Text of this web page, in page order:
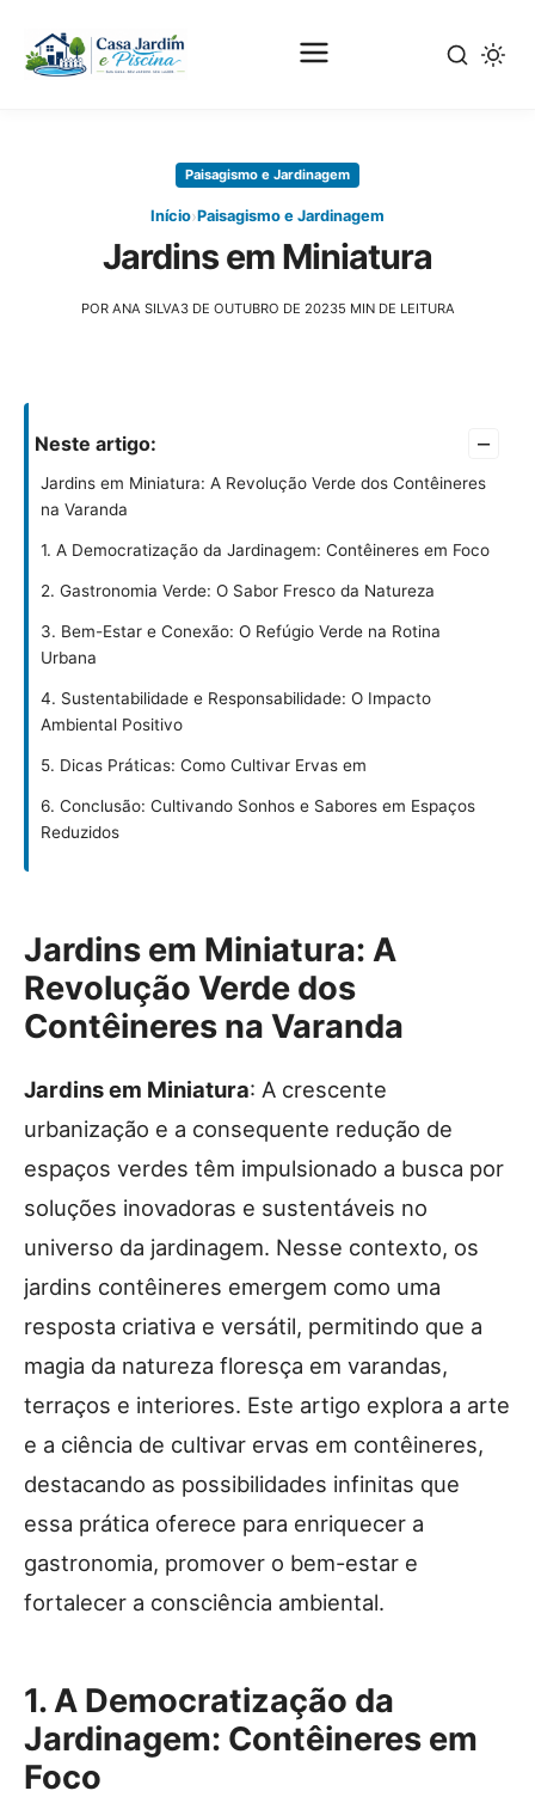
Paisagismo e Jardinagem
Início›Paisagismo e Jardinagem
Jardins em Miniatura
POR ANA SILVA3 DE OUTUBRO DE 20235 MIN DE LEITURA
Neste artigo: –
Jardins em Miniatura: A Revolução Verde dos Contêineres
na Varanda
1. A Democratização da Jardinagem: Contêineres em Foco
2. Gastronomia Verde: O Sabor Fresco da Natureza
3. Bem-Estar e Conexão: O Refúgio Verde na Rotina
Urbana
4. Sustentabilidade e Responsabilidade: O Impacto
Ambiental Positivo
5. Dicas Práticas: Como Cultivar Ervas em
6. Conclusão: Cultivando Sonhos e Sabores em Espaços
Reduzidos
Jardins em Miniatura: A
Revolução Verde dos
Contêineres na Varanda
Jardins em Miniatura: A crescente
urbanização e a consequente redução de
espaços verdes têm impulsionado a busca por
soluções inovadoras e sustentáveis no
universo da jardinagem. Nesse contexto, os
jardins contêineres emergem como uma
resposta criativa e versátil, permitindo que a
magia da natureza floresça em varandas,
terraços e interiores. Este artigo explora a arte
e a ciência de cultivar ervas em contêineres,
destacando as possibilidades infinitas que
essa prática oferece para enriquecer a
gastronomia, promover o bem-estar e
fortalecer a consciência ambiental.
1. A Democratização da
Jardinagem: Contêineres em
Foco